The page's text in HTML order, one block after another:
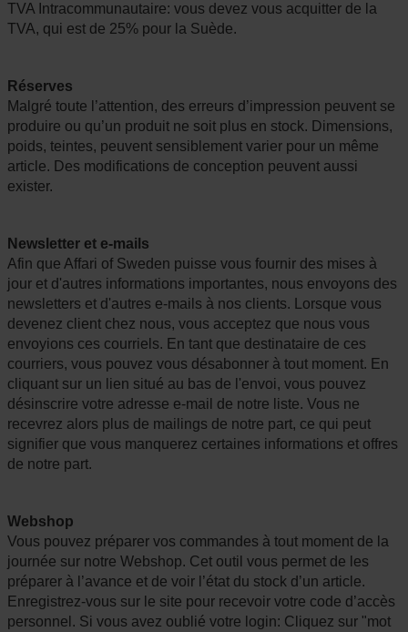
TVA Intracommunautaire: vous devez vous acquitter de la
TVA, qui est de 25% pour la Suède.
Réserves
Malgré toute l’attention, des erreurs d’impression peuvent se
produire ou qu’un produit ne soit plus en stock. Dimensions,
poids, teintes, peuvent sensiblement varier pour un même
article. Des modifications de conception peuvent aussi
exister.
Newsletter et e-mails
Afin que Affari of Sweden puisse vous fournir des mises à
jour et d'autres informations importantes, nous envoyons des
newsletters et d'autres e-mails à nos clients. Lorsque vous
devenez client chez nous, vous acceptez que nous vous
envoyions ces courriels. En tant que destinataire de ces
courriers, vous pouvez vous désabonner à tout moment. En
cliquant sur un lien situé au bas de l'envoi, vous pouvez
désinscrire votre adresse e-mail de notre liste. Vous ne
recevrez alors plus de mailings de notre part, ce qui peut
signifier que vous manquerez certaines informations et offres
de notre part.
Webshop
Vous pouvez préparer vos commandes à tout moment de la
journée sur notre Webshop. Cet outil vous permet de les
préparer à l’avance et de voir l’état du stock d’un article.
Enregistrez-vous sur le site pour recevoir votre code d’accès
personnel. Si vous avez oublié votre login: Cliquez sur "mot